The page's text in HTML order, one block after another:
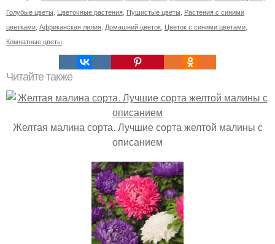
Голубые цветы Цветочные растения Пушистые цветы Растения с синими
цветками Африканская лилия Домашний цветок Цветок с синими цветами
Комнатные цветы
Читайте также
Желтая малина сорта. Лучшие сорта желтой малины с
описанием